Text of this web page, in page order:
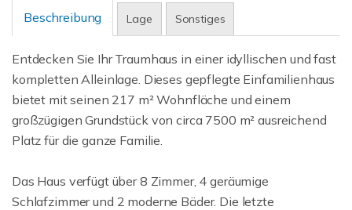
Beschreibung Lage Sonstiges
Entdecken Sie Ihr Traumhaus in einer idyllischen und fast
kompletten Alleinlage. Dieses gepflegte Einfamilienhaus
bietet mit seinen 217 m² Wohnfläche und einem
großzügigen Grundstück von circa 7500 m² ausreichend
Platz für die ganze Familie.
Das Haus verfügt über 8 Zimmer, 4 geräumige
Schlafzimmer und 2 moderne Bäder. Die letzte